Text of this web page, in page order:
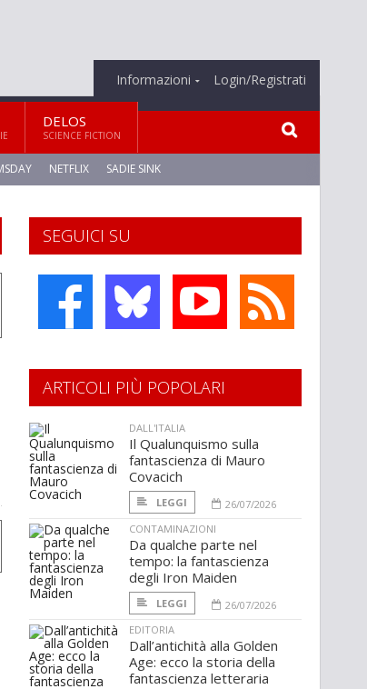
Informazioni Login/Registrati
DELOS
SCIENCE FICTION
NETFLIX SADIE SINK
SEGUICI SU
ARTICOLI PIÙ POPOLARI
DALL'ITALIA
Il Qualunquismo sulla
fantascienza di Mauro
Covacich
LEGGI
26/07/2026
CONTAMINAZIONI
Da qualche parte nel
tempo: la fantascienza
degli Iron Maiden
LEGGI
26/07/2026
EDITORIA
Dall’antichità alla Golden
Age: ecco la storia della
fantascienza letteraria